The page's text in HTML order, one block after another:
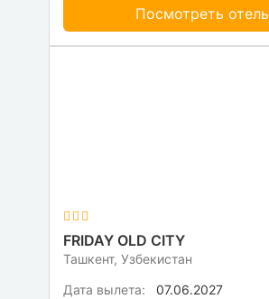
Посмотреть отель
FRIDAY OLD CITY
Ташкент, Узбекистан
Дата вылета:
07.06.2027